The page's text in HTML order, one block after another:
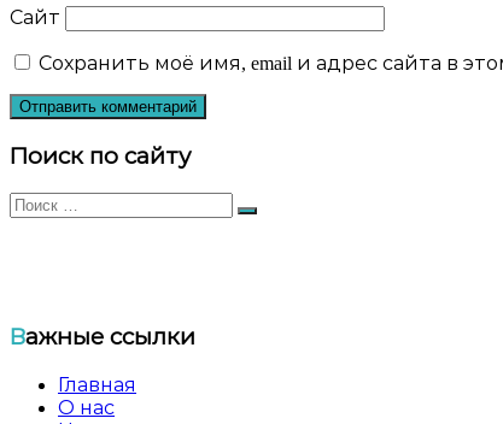
Сайт
Сохранить моё имя, email и адрес сайта в
Поиск по сайту
Искать:
Поиск
Важные ссылки
Главная
О нас